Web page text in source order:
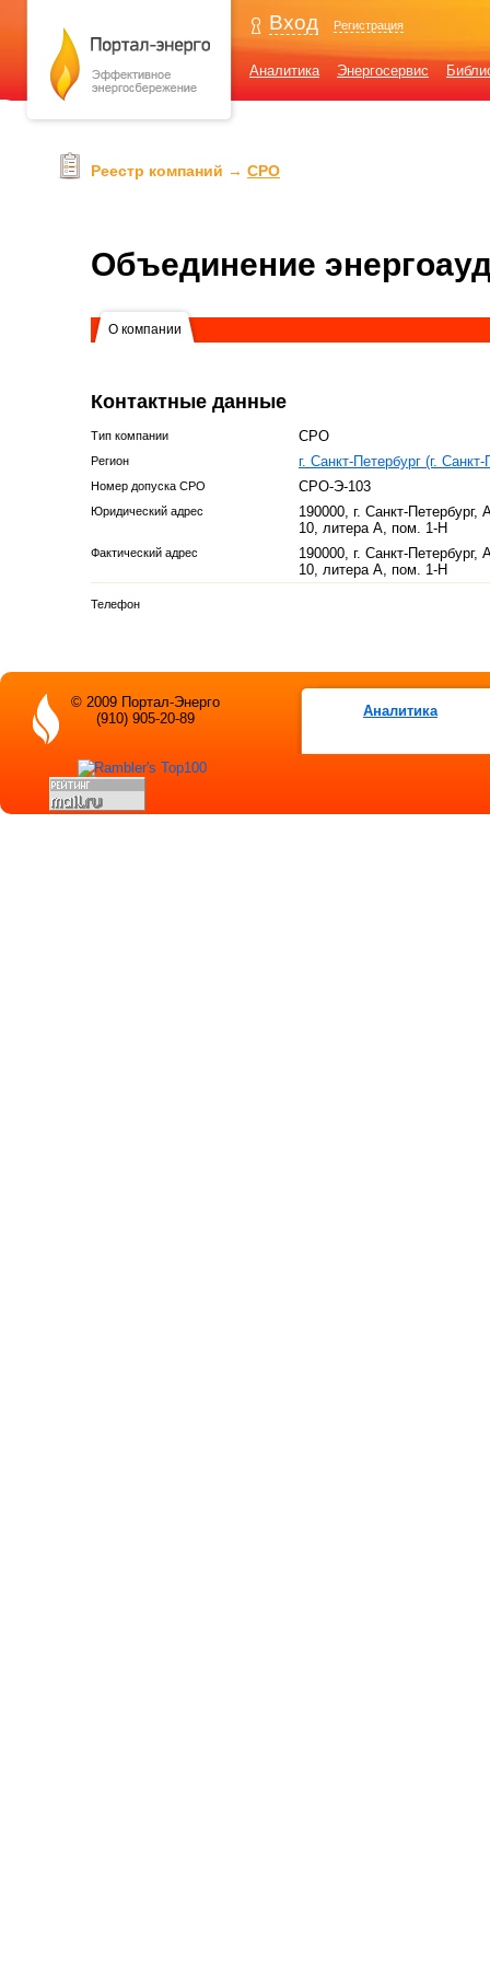
Вход Регистрация
Аналитика Энергосервис
Реестр компаний → СРО
Объединение
О компании
Контактные данные
Тип компании СРО
Регион г. Санкт-Петербург (г. Санкт-
Номер допуска СРО СРО-Э-103
Юридический адрес
190000, г. Санкт-
10, литера А, пом. 1-Н
Фактический адрес
190000, г. Санкт-
10, литера А, пом. 1-Н
Телефон
Аналитика
© 2009 Портал-Энерго
(910) 905-20-89